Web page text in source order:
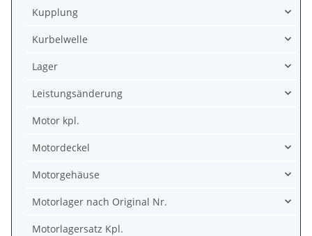
Kupplung
Kurbelwelle
Lager
Leistungsänderung
Motor kpl.
Motordeckel
Motorgehäuse
Motorlager nach Original Nr.
Motorlagersatz Kpl.